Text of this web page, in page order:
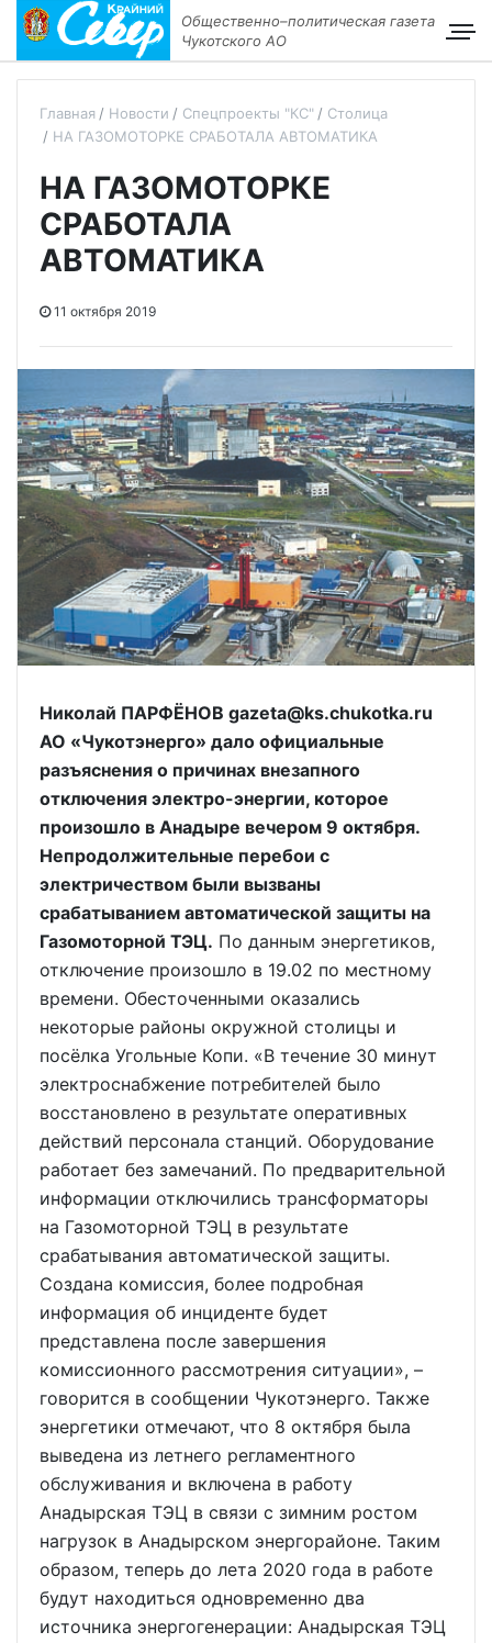
Общественно–политическая газета
Чукотского АО
Главная Новости Спецпроекты "КС"
Столица
НА ГАЗОМОТОРКЕ СРАБОТАЛА АВТОМАТИКА
НА ГАЗОМОТОРКЕ
СРАБОТАЛА
АВТОМАТИКА
11 октября 2019
Николай ПАРФЁНОВ gazeta@ks.chukotka.ru
АО «Чукотэнерго» дало официальные
разъяснения о причинах внезапного
отключения электро-энергии, которое
произошло в Анадыре вечером 9 октября.
Непродолжительные перебои с
электричеством были вызваны
срабатыванием автоматической защиты на
Газомоторной ТЭЦ. По данным энергетиков,
отключение произошло в 19.02 по местному
времени. Обесточенными оказались
некоторые районы окружной столицы и
посёлка Угольные Копи. «В течение 30 минут
электроснабжение потребителей было
восстановлено в результате оперативных
действий персонала станций. Оборудование
работает без замечаний. По предварительной
информации отключились трансформаторы
на Газомоторной ТЭЦ в результате
срабатывания автоматической защиты.
Создана комиссия, более подробная
информация об инциденте будет
представлена после завершения
комиссионного рассмотрения ситуации», –
говорится в сообщении Чукотэнерго. Также
энергетики отмечают, что 8 октября была
выведена из летнего регламентного
обслуживания и включена в работу
Анадырская ТЭЦ в связи с зимним ростом
нагрузок в Анадырском энергорайоне. Таким
образом, теперь до лета 2020 года в работе
будут находиться одновременно два
источника энергогенерации: Анадырская ТЭЦ